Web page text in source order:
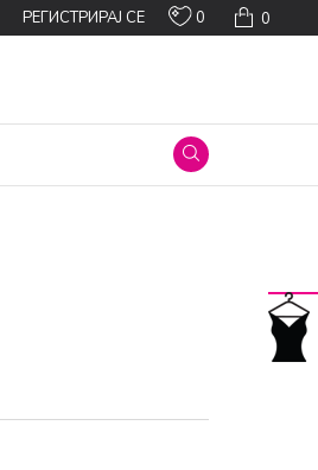
0
0
РЕГИСТРИРАЈ СЕ